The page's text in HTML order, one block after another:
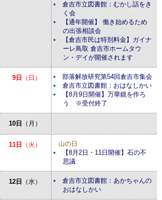
倉吉市立図書館：むかし話をき
く会
【通年開催】 働き始めるため
の出張相談会
【倉吉市民は特別料金】ガイナ
ーレ鳥取 倉吉市ホームタウ
ン・デイが開催されます
9日 （日）
部落解放研究第54回倉吉市集会
倉吉市立図書館：おはなしかい
【8月9日開催】万華鏡を作ろ
う ※受付終了
10日 （月）
11日 （火）
山の日
【8月2日・11日開催】石の不
思議
12日 （水）
倉吉市立図書館：あかちゃんの
おはなしかい